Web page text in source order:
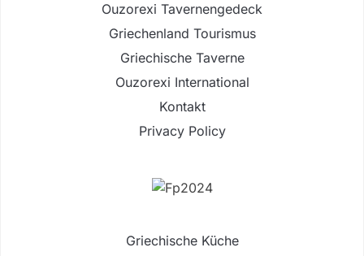
Ouzorexi Tavernengedeck
Griechenland Tourismus
Griechische Taverne
Ouzorexi International
Kontakt
Privacy Policy
Griechische Küche